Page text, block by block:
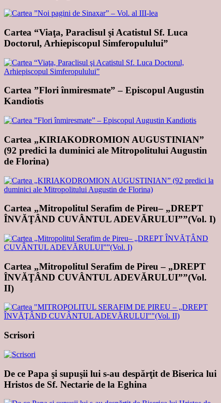
Cartea “Viaţa, Paraclisul şi Acatistul Sf. Luca
Doctorul, Arhiepiscopul Simferopulului”
Cartea ”Flori înmiresmate” – Episcopul Augustin
Kandiotis
Cartea „KIRIAKODROMION AUGUSTINIAN”
(92 predici la duminici ale Mitropolitului Augustin
de Florina)
Cartea „Mitropolitul Serafim de Pireu– „DREPT
ÎNVĂŢÂND CUVÂNTUL ADEVĂRULUI””(Vol. I)
Cartea „Mitropolitul Serafim de Pireu – „DREPT
ÎNVĂŢÂND CUVÂNTUL ADEVĂRULUI””(Vol.
II)
Scrisori
De ce Papa şi supuşii lui s-au despărţit de Biserica lui
Hristos de Sf. Nectarie de la Eghina